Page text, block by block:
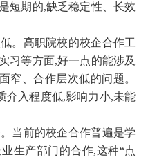
短期的,缺乏稳定性、长效
。高职院校的校企合作工
习等方面,好一点的能涉及
窄、合作层次低的问题。
介入程度低,影响力小,未能
当前的校企合作普遍是学
生产部门的合作,这种“点